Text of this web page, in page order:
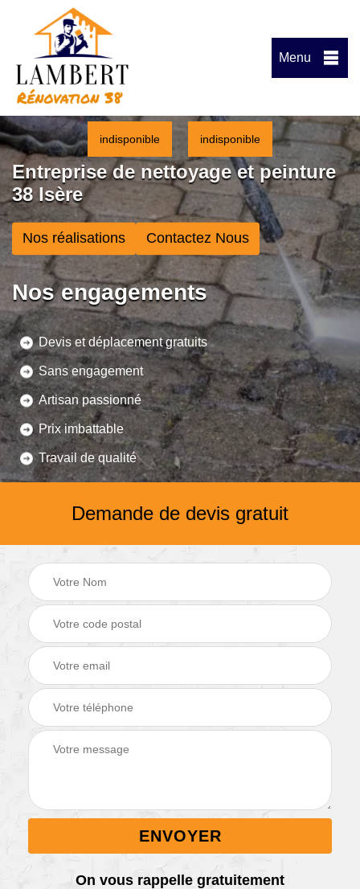
Menu
indisponible indisponible
Entreprise de nettoyage et peinture
38 Isère
Nos réalisations Contactez Nous
Nos engagements
Devis et déplacement gratuits
Sans engagement
Artisan passionné
Prix imbattable
Travail de qualité
Demande de devis gratuit
On vous rappelle gratuitement